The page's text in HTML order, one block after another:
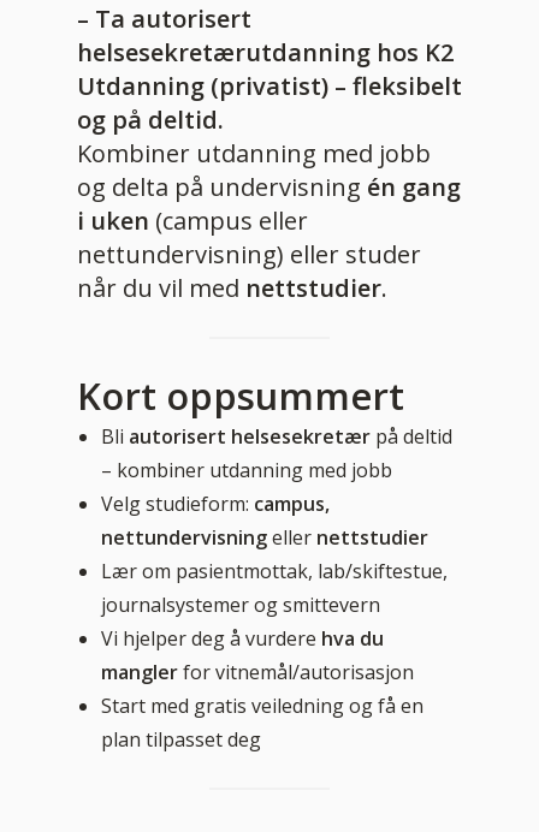
– Ta autorisert
helsesekretærutdanning hos K2
Utdanning (privatist) – fleksibelt
og på deltid.
Kombiner utdanning med jobb
og delta på undervisning én gang
i uken (campus eller
nettundervisning) eller studer
når du vil med nettstudier.
Kort oppsummert
Bli autorisert helsesekretær på deltid
– kombiner utdanning med jobb
Velg studieform: campus,
nettundervisningeller nettstudier
Lær om pasientmottak, lab/skiftestue,
journalsystemer og smittevern
Vi hjelper deg å vurdere hva du
manglerfor vitnemål/autorisasjon
Start med gratis veiledning og få en
plan tilpasset deg